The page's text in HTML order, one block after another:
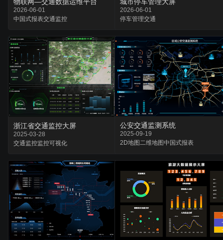
2026-06-01
中国式报表交通监控
2026-06-01
停车管理交通
浙江省交通监控大屏
2025-03-28
交通监控监控可视化
公安交通监测系统
2025-09-19
2D地图二维地图中国式报表